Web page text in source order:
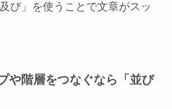
び」を使うことで文章がスッ
や階層をつなぐなら「並び